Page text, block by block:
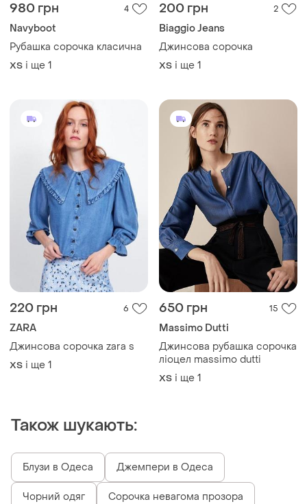
980 грн 4
Navyboot
Рубашка сорочка класична
ХS і ще 1
200 грн 2
Biaggio Jeans
Джинсова сорочка
ХS і ще 1
220 грн 6
ZARA
Джинсова сорочка zara s
ХS і ще 1
650 грн 15
Massimo Dutti
Джинсова рубашка сорочка
ліоцел massimo dutti
ХS і ще 1
Також шукають:
Блузи в Одеса Джемпери в Одеса
Чорний одяг Сорочка невагома прозора